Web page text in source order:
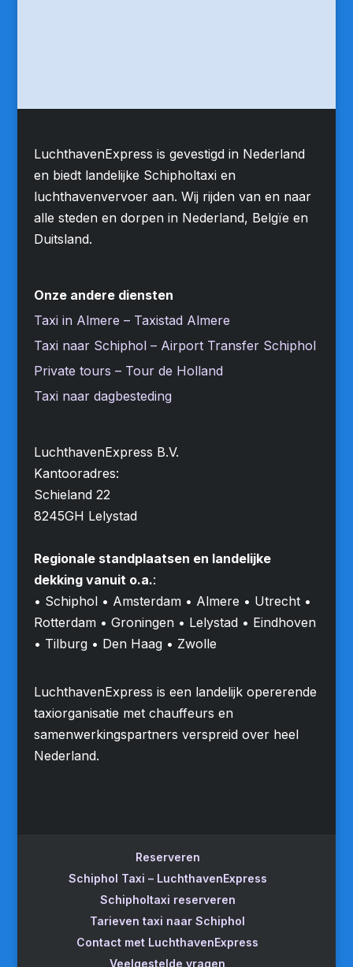
LuchthavenExpress is gevestigd in Nederland
en biedt landelijke Schipholtaxi en
luchthavenvervoer aan. Wij rijden van en naar
alle steden en dorpen in Nederland, Belgïe en
Duitsland.
Onze andere diensten
Taxi in Almere – Taxistad Almere
Taxi naar Schiphol – Airport Transfer Schiphol
Private tours – Tour de Holland
Taxi naar dagbesteding
LuchthavenExpress B.V.
Kantooradres:
Schieland 22
8245GH Lelystad
Regionale standplaatsen en landelijke
dekking vanuit o.a.:
• Schiphol • Amsterdam • Almere • Utrecht •
Rotterdam • Groningen • Lelystad • Eindhoven
• Tilburg • Den Haag • Zwolle
LuchthavenExpress is een landelijk opererende
taxiorganisatie met chauffeurs en
samenwerkingspartners verspreid over heel
Nederland.
Reserveren
Schiphol Taxi – LuchthavenExpress
Schipholtaxi reserveren
Tarieven taxi naar Schiphol
Contact met LuchthavenExpress
Veelgestelde vragen